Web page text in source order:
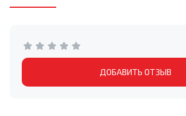
ДОБАВИТЬ ОТЗЫВ